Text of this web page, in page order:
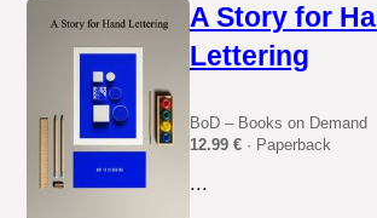
A Story for
Lettering
BoD – Books on Demand
12.99 €· Paperback
...